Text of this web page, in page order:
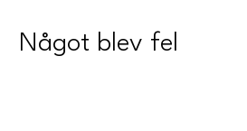
Något blev fel